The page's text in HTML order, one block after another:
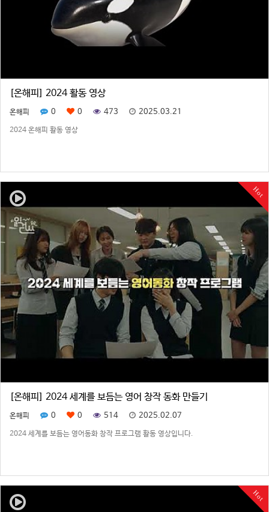
[온해피] 2024 활동 영상
온해피 0 0 473 2025.03.21
2024 온해피 활동 영상
Hot
[온해피] 2024 세계를 보듬는 영어 창작 동화 만들기
온해피 0 0 514 2025.02.07
2024 세계를 보듬는 영어동화 창작 프로그램 활동 영상입니다.
Hot